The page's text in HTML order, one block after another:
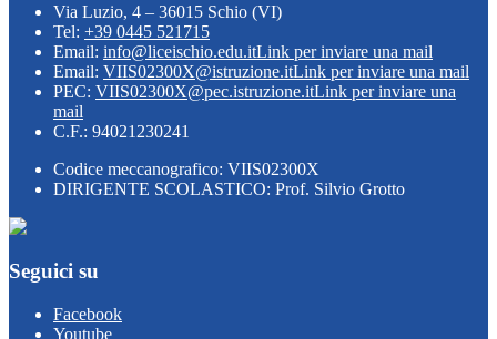
Via Luzio, 4 – 36015 Schio (VI)
Tel: +39 0445 521715
Email: info@liceischio.edu.itLink per inviare una mail
Email: VIIS02300X@istruzione.itLink per inviare una mail
PEC: VIIS02300X@pec.istruzione.itLink per inviare una
mail
C.F.: 94021230241
Codice meccanografico: VIIS02300X
DIRIGENTE SCOLASTICO: Prof. Silvio Grotto
Seguici su
Facebook
Youtube